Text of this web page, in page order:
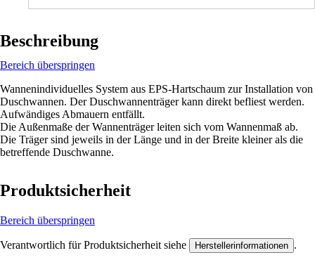
Beschreibung
Bereich überspringen
Wannenindividuelles System aus EPS-Hartschaum zur Installation von
Duschwannen. Der Duschwannenträger kann direkt befliest werden.
Aufwändiges Abmauern entfällt.
Die Außenmaße der Wannenträger leiten sich vom Wannenmaß ab.
Die Träger sind jeweils in der Länge und in der Breite kleiner als die
betreffende Duschwanne.
Produktsicherheit
Bereich überspringen
Verantwortlich für Produktsicherheit siehe Herstellerinformationen .